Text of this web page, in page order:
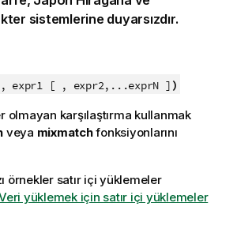
sistemlerine duyarsızdır.
expr1 [ , expr2,...exprN ] )
olmayan karşılaştırma kullanmak
veya mixmatchfonksiyonlarını
örnekler satır içi yüklemeler
yüklemek için satır içi yüklemeler